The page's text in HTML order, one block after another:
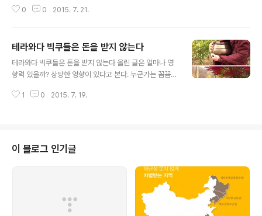
적용되는 다수결로 뽑는다. 투표에 따른 다수결 방식이 민
0 0 2015. 7. 21.
테라와다 빅쿠들은 돈을 받지 않는다
테라와다 빅쿠들은 돈을 받지 않는다 올린 글은 얼마나 영
향력 있을까? 상당한 영향이 있다고 본다. 누군가는 꼼꼼히
나하나의 의미는 매우 중요하다. 누구에겐가는 받아 들이
1 0 2015. 7. 19.
이 블로그 인기글